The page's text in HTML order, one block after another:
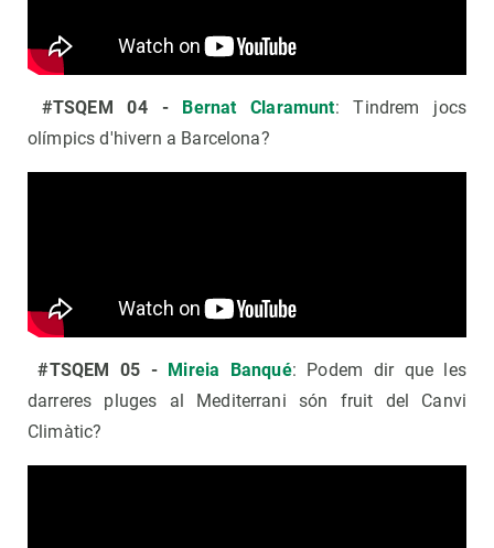
#TSQEM 04 - Bernat Claramunt: Tindrem jocs
olímpics d'hivern a Barcelona?
#TSQEM 05 - Mireia Banqué: Podem dir que les
darreres pluges al Mediterrani són fruit del Canvi
Climàtic?